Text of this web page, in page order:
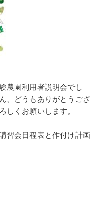
農園利用者説明会でし
、どうもありがとうござ
しくお願いします。
習会日程表と作付け計画